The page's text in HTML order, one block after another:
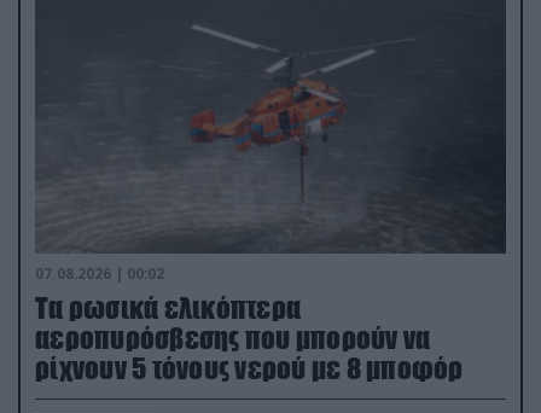
07.08.2026 | 00:02
Τα ρωσικά ελικόπτερα
αεροπυρόσβεσης που μπορούν να
ρίχνουν 5 τόνους νερού με 8 μποφόρ